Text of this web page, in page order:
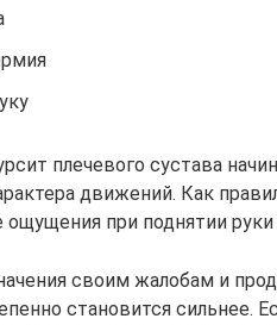
плечевого сустава
движений. Как
при поднятии руки
своим жалобам и
становится сильнее.